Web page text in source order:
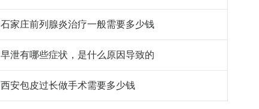
石家庄前列腺炎治疗一般需要多少钱
早泄有哪些症状，是什么原因导致的
西安包皮过长做手术需要多少钱